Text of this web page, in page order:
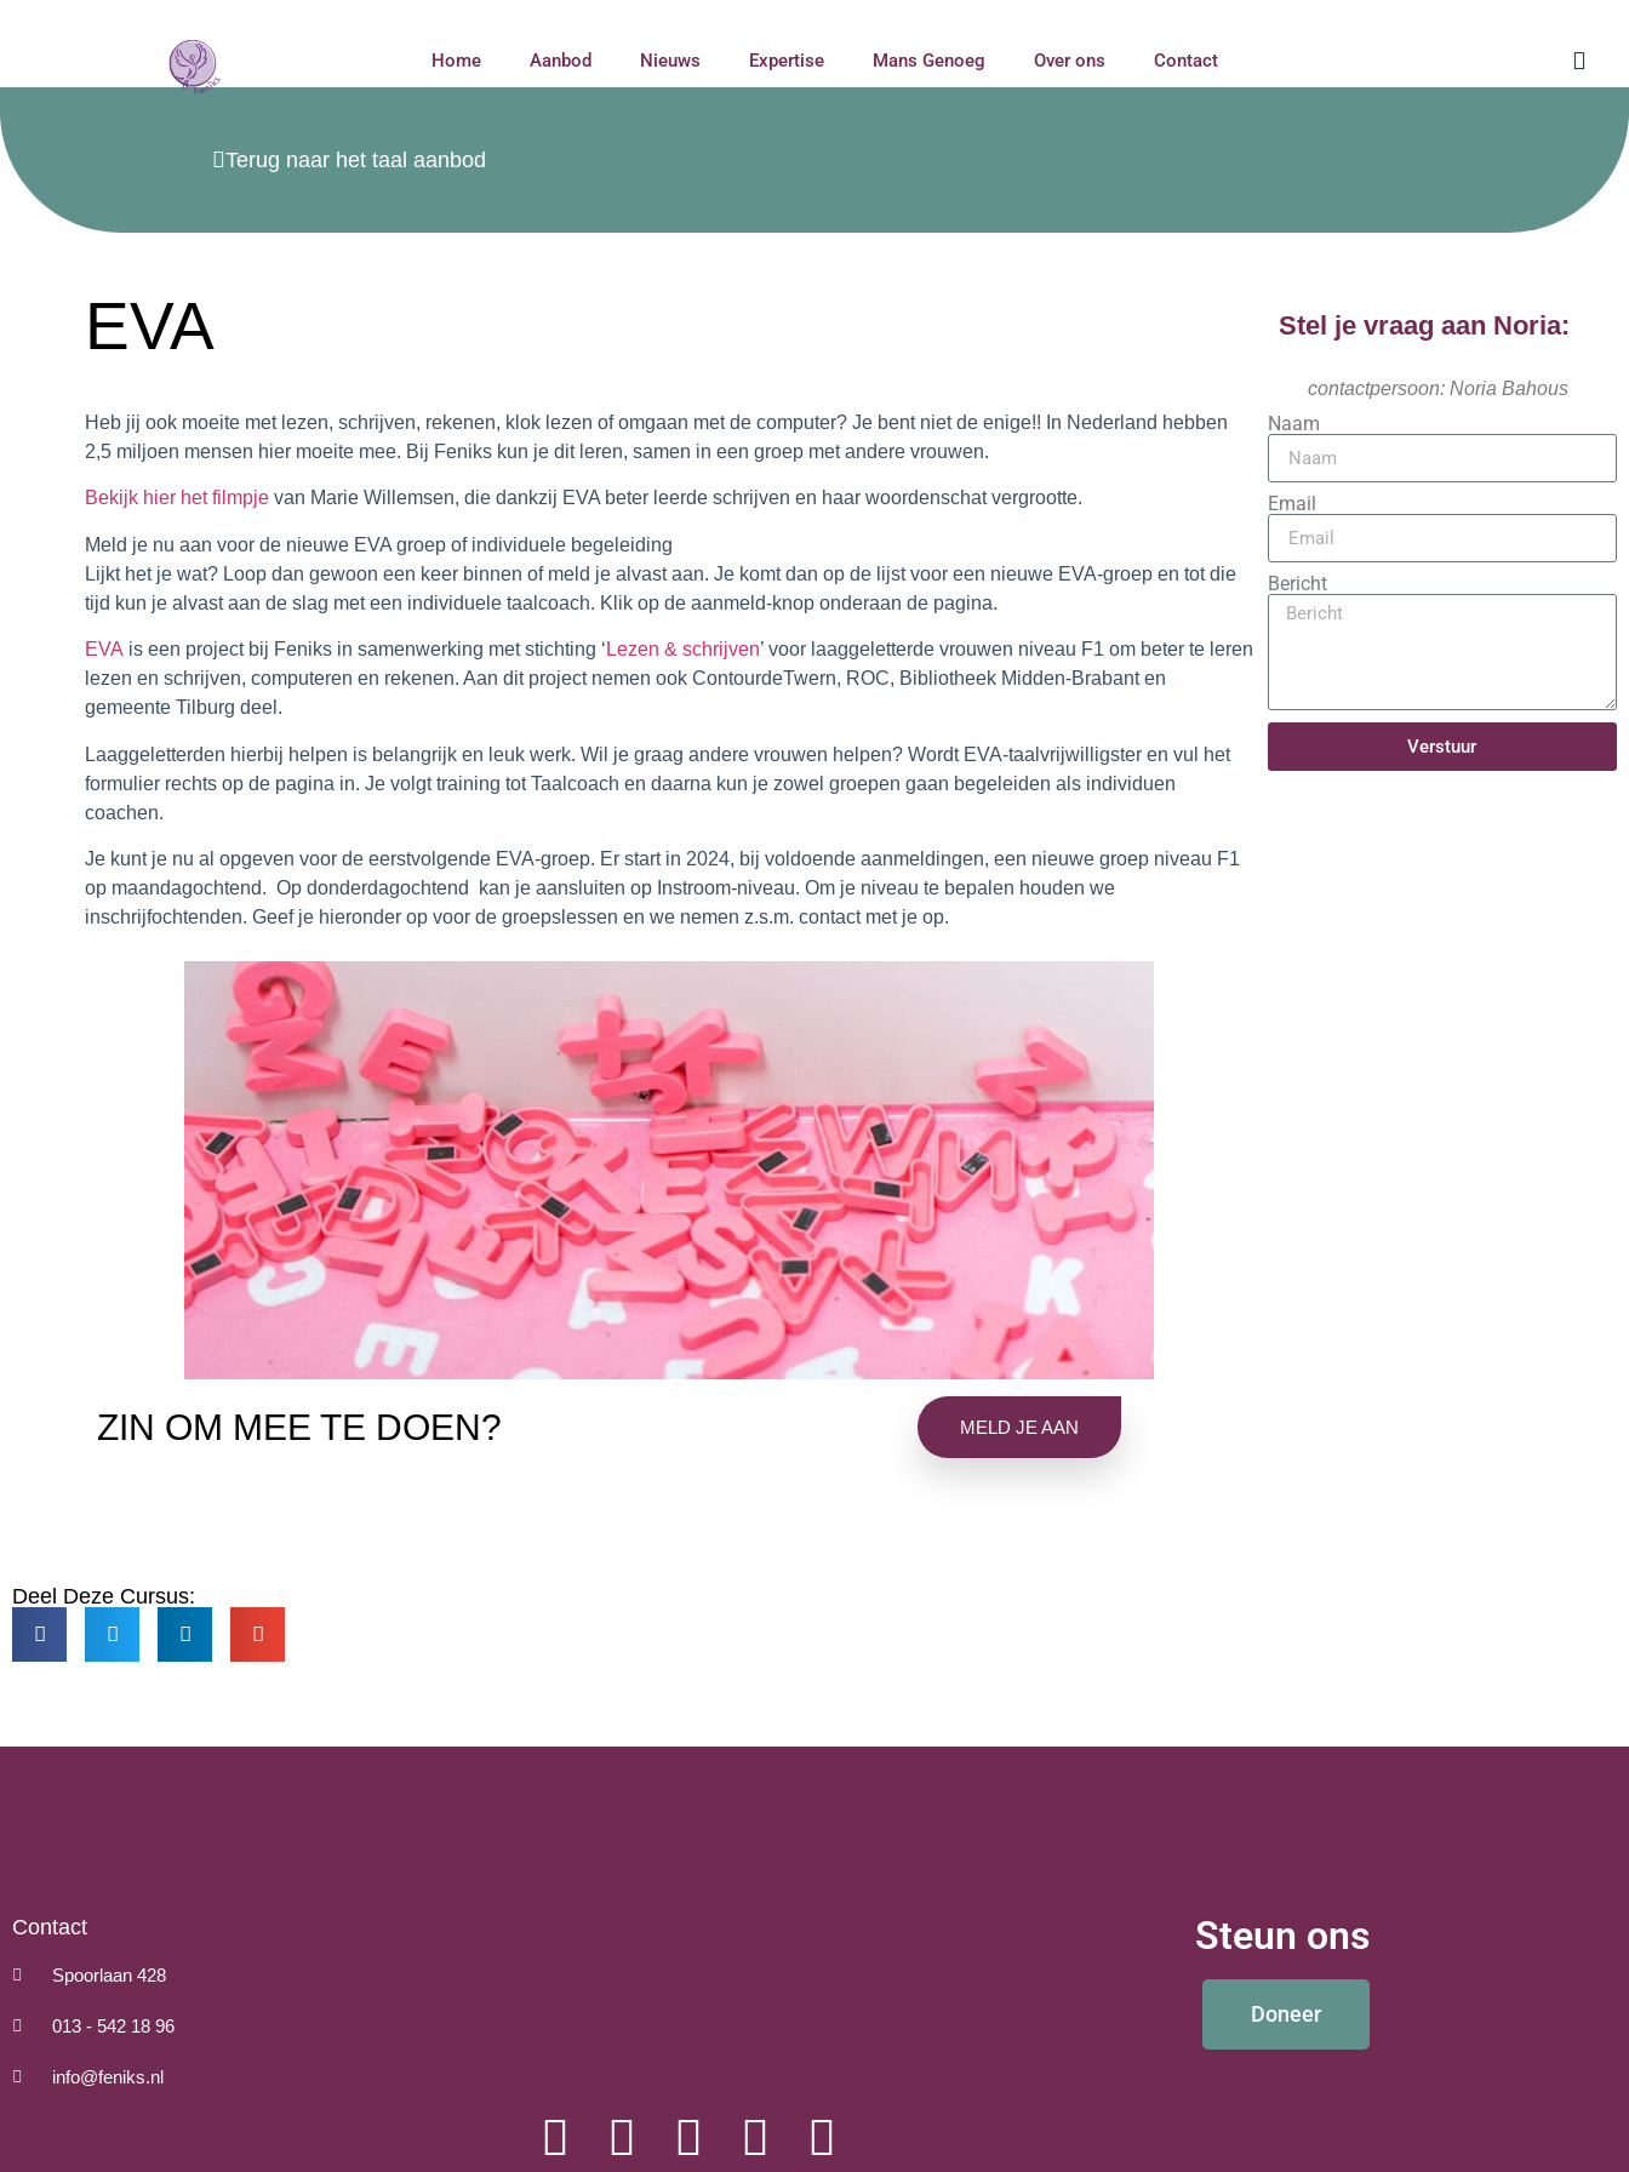
Home Aanbod Nieuws Expertise Mans Genoeg Over ons Contact
Terug naar het taal aanbod
EVA
Heb jij ook moeite met lezen, schrijven, rekenen, klok lezen of omgaan met de computer? Je bent niet de enige!! In Nederland hebben
2,5 miljoen mensen hier moeite mee. Bij Feniks kun je dit leren, samen in een groep met andere vrouwen.
Bekijk hier het filmpje van Marie Willemsen, die dankzij EVA beter leerde schrijven en haar woordenschat vergrootte.
Meld je nu aan voor de nieuwe EVA groep of individuele begeleiding
Lijkt het je wat? Loop dan gewoon een keer binnen of meld je alvast aan. Je komt dan op de lijst voor een nieuwe EVA-groep en tot die
tijd kun je alvast aan de slag met een individuele taalcoach. Klik op de aanmeld-knop onderaan de pagina.
EVA is een project bij Feniks in samenwerking met stichting ‘ Lezen & schrijven’ voor laaggeletterde vrouwen niveau F1 om beter te leren
lezen en schrijven, computeren en rekenen. Aan dit project nemen ook ContourdeTwern, ROC, Bibliotheek Midden-Brabant en
gemeente Tilburg deel.
Laaggeletterden hierbij helpen is belangrijk en leuk werk. Wil je graag andere vrouwen helpen? Wordt EVA-taalvrijwilligster en vul het
formulier rechts op de pagina in. Je volgt training tot Taalcoach en daarna kun je zowel groepen gaan begeleiden als individuen
coachen.
Je kunt je nu al opgeven voor de eerstvolgende EVA-groep. Er start in 2024, bij voldoende aanmeldingen, een nieuwe groep niveau F1
op maandagochtend. Op donderdagochtend kan je aansluiten op Instroom-niveau. Om je niveau te bepalen houden we
inschrijfochtenden. Geef je hieronder op voor de groepslessen en we nemen z.s.m. contact met je op.
ZIN OM MEE TE DOEN? MELD JE AAN
Stel je vraag aan Noria:
contactpersoon: Noria Bahous
Naam
Email
Bericht
Verstuur
Deel Deze Cursus:
Contact
Spoorlaan 428
013 - 542 18 96
info@feniks.nl
Steun ons
Doneer